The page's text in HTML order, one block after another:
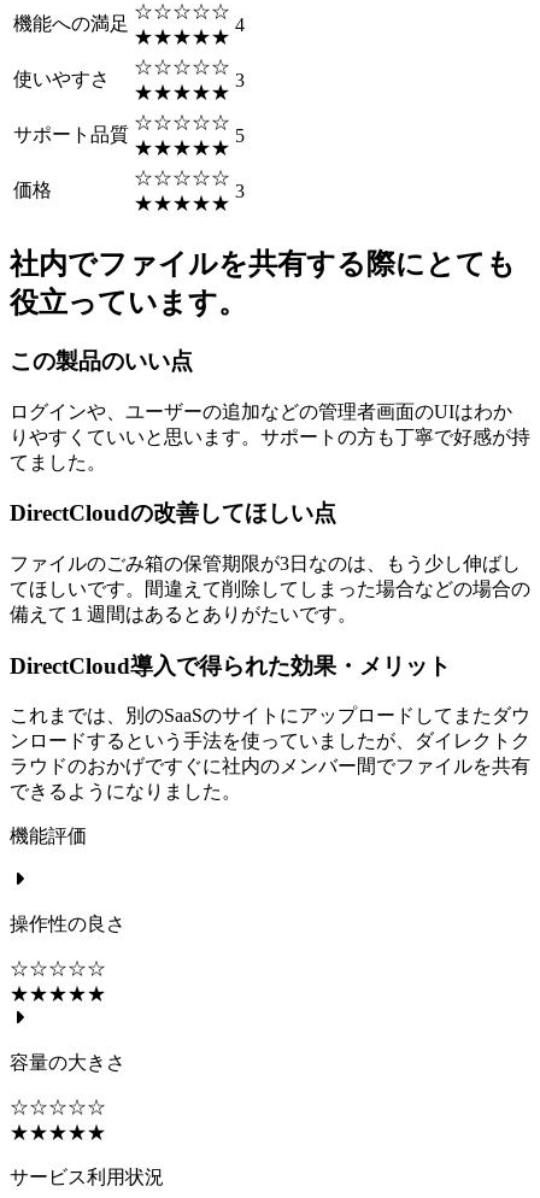
機能への満足
☆☆☆☆☆
★★★★★
4
使いやすさ
☆☆☆☆☆
★★★★★
3
サポート品質
☆☆☆☆☆
★★★★★
5
価格
☆☆☆☆☆
★★★★★
3
社内でファイルを共有する際にとても
役立っています。
この製品のいい点
ログインや、ユーザーの追加などの管理者画面のUIはわか
りやすくていいと思います。サポートの方も丁寧で好感が持
てました。
DirectCloudの改善してほしい点
ファイルのごみ箱の保管期限が3日なのは、もう少し伸ばし
てほしいです。間違えて削除してしまった場合などの場合の
備えて１週間はあるとありがたいです。
DirectCloud導入で得られた効果・メリット
これまでは、別のSaaSのサイトにアップロードしてまたダウ
ンロードするという手法を使っていましたが、ダイレクトク
ラウドのおかげですぐに社内のメンバー間でファイルを共有
できるようになりました。
機能評価
操作性の良さ
☆☆☆☆☆
★★★★★
容量の大きさ
☆☆☆☆☆
★★★★★
サービス利用状況